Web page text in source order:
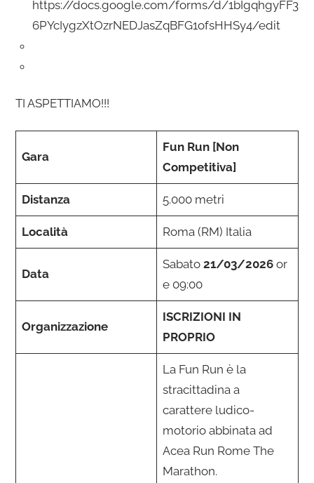
https://docs.google.com/forms/d/1bIgqhgyFF3
6PYcIygzXtOzrNEDJasZqBFG1ofsHHSy4/edit
TI ASPETTIAMO!!!
Gara
Fun Run [Non
Competitiva]
Distanza 5.000 metri
Località Roma (RM) Italia
Data
Sabato21/03/2026 or
e 09:00
Organizzazione
ISCRIZIONI IN
PROPRIO
La Fun Run è la
stracittadina a
carattere ludico-
motorio abbinata ad
Acea Run Rome The
Marathon.